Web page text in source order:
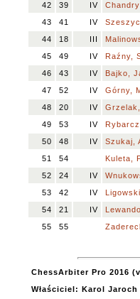
42
39 IV
43
41 IV
44
18 III
45
49 IV Raźny,
46
43 IV Bajko,
47
52 IV Górny,
48
20 IV
49
53 IV
50
48 IV Szukaj,
51
54 Kuleta,
52
24 IV
53
42 IV
54
21 IV
55
55
ChessArbiter Pro 2016
Właściciel: Karol Jaroch